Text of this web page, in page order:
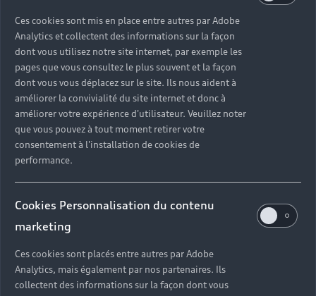
Entretien et réparation
en atelier
Prendre rendez-vous
Profiter des
Nos modèles phares
Ces cookies sont mis en place entre autres par Adobe
Analytics et collectent des informations sur la façon
dont vous utilisez notre site internet, par exemple les
pages que vous consultez le plus souvent et la façon
dont vous vous déplacez sur le site. Ils nous aident à
améliorer la convivialité du site internet et donc à
améliorer votre expérience d'utilisateur. Veuillez noter
que vous pouvez à tout moment retirer votre
consentement à l'installation de cookies de
performance.
Cookies Personnalisation du contenu
marketing
Ces cookies sont placés entre autres par Adobe
Analytics, mais également par nos partenaires. Ils
collectent des informations sur la façon dont vous